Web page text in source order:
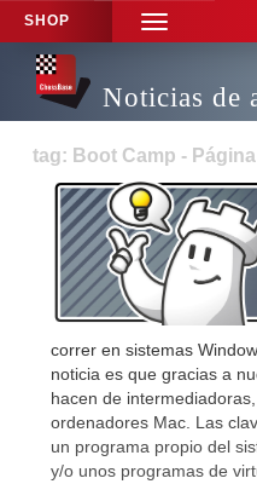
SHOP
TOGGLE
NAVIGATION
Noticias de
tag: Boot Camp - Página
correr en sistemas
noticia es que gracias a
hacen de
ordenadores Mac. Las
un programa propio del
y/o unos programas de